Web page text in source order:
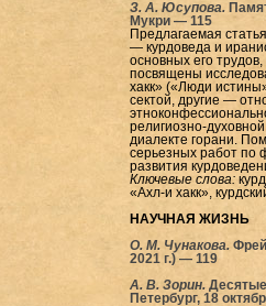
З. А. Юсупова.
Мукри — 115
Предлагаемая
— курдоведа и
основных его
посвящены
хакк» («Люди
сектой, другие —
религиозно-
диалекте горани.
серьезных работ по
развития
Ключевые слова:
«Ахл-и хакк»,
НАУЧНАЯ ЖИЗНЬ
О. М. Чунакова.
2021 г.) — 119
А. В. Зорин. Десятые
Петербург, 18